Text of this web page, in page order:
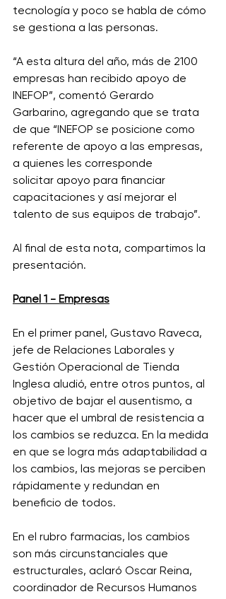
tecnología y poco se habla de cómo
se gestiona a las personas.
“A esta altura del año, más de 2100
empresas han recibido apoyo de
INEFOP”, comentó Gerardo
Garbarino, agregando que se trata
de que “INEFOP se posicione como
referente de apoyo a las empresas,
a quienes les corresponde
solicitar apoyo para financiar
capacitaciones y así mejorar el
talento de sus equipos de trabajo”.
Al final de esta nota, compartimos la
presentación.
Panel 1 - Empresas
En el primer panel, Gustavo Raveca,
jefe de Relaciones Laborales y
Gestión Operacional de Tienda
Inglesa aludió, entre otros puntos, al
objetivo de bajar el ausentismo, a
hacer que el umbral de resistencia a
los cambios se reduzca. En la medida
en que se logra más adaptabilidad a
los cambios, las mejoras se perciben
rápidamente y redundan en
beneficio de todos.
En el rubro farmacias, los cambios
son más circunstanciales que
estructurales, aclaró Oscar Reina,
coordinador de Recursos Humanos